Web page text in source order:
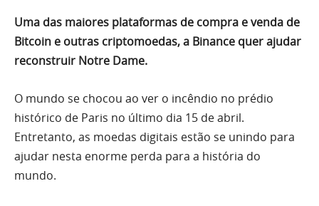
Uma das maiores plataformas de compra e venda de
Bitcoin e outras criptomoedas, a Binance quer ajudar
reconstruir Notre Dame.
O mundo se chocou ao ver o incêndio no prédio
histórico de Paris no último dia 15 de abril.
Entretanto, as moedas digitais estão se unindo para
ajudar nesta enorme perda para a história do
mundo.